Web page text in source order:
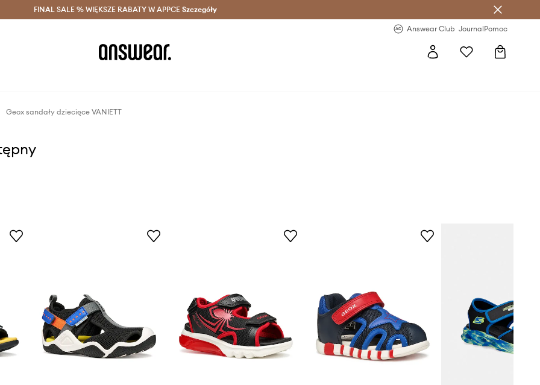
Oszczędzaj z Answear Club > Dostawa nawet w 24h >
FINAL SALE % WIĘKSZE RABATY W APPCE Szczegóły
Answear Club JournalPomoc
Geox sandały dziecięce VANIETT